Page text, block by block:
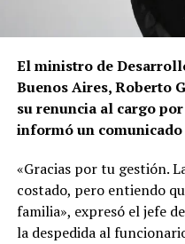
El ministro de
Buenos Aires, Roberto
su renuncia al cargo
informó un
«Gracias por tu gestión.
costado, pero entiendo
familia», expresó el jefe
la despedida al